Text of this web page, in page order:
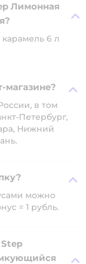
Лимонная
6 л
магазине?
в том
Петербург,
Нижний
можно
= 1 рубль.